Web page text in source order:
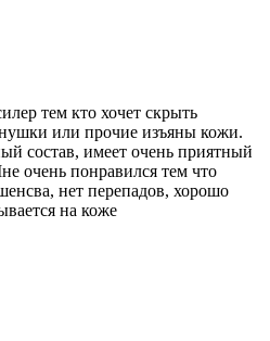
тем кто хочет скрыть
или прочие изъяны кожи.
состав, имеет очень приятный
очень понравился тем что
нет перепадов, хорошо
на коже